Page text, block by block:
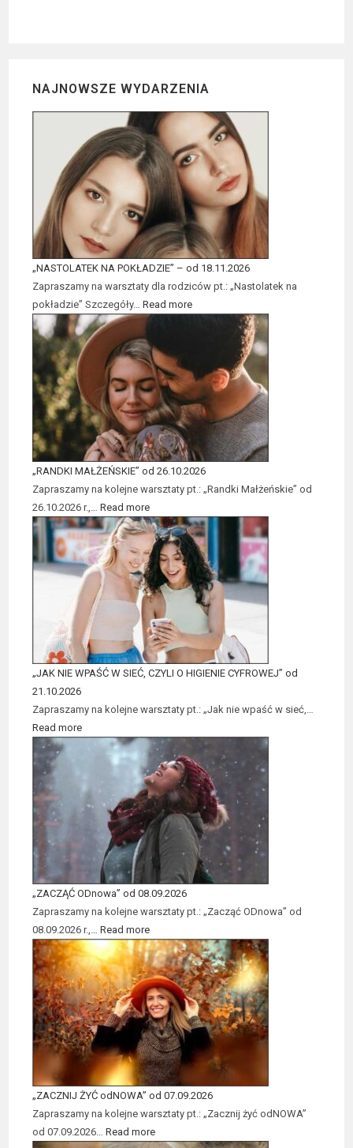
NAJNOWSZE WYDARZENIA
„NASTOLATEK NA POKŁADZIE” – od 18.11.2026
Zapraszamy na warsztaty dla rodziców pt.: „Nastolatek na
pokładzie” Szczegóły…Read more
„RANDKI MAŁŻEŃSKIE” od 26.10.2026
Zapraszamy na kolejne warsztaty pt.: „Randki Małżeńskie” od
26.10.2026 r.,…Read more
„JAK NIE WPAŚĆ W SIEĆ, CZYLI O HIGIENIE CYFROWEJ” od
21.10.2026
Zapraszamy na kolejne warsztaty pt.: „Jak nie wpaść w sieć,…
Read more
„ZACZĄĆ ODnowa” od 08.09.2026
Zapraszamy na kolejne warsztaty pt.: „Zacząć ODnowa” od
08.09.2026 r.,…Read more
„ZACZNIJ ŻYĆ odNOWA” od 07.09.2026
Zapraszamy na kolejne warsztaty pt.: „Zacznij żyć odNOWA”
od 07.09.2026…Read more